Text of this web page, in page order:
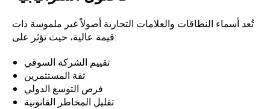
تُعد أسماء النطاقات والعلامات التجارية أصولاً غير ملموسة ذات
قيمة عالية، حيث تؤثر على:
تقييم الشركة السوقي
ثقة المستثمرين
فرص التوسع الدولي
تقليل المخاطر القانونية